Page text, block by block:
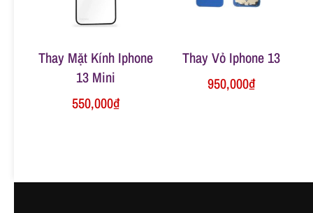
Thay Mặt Kính Iphone
13 Mini
550,000₫
Thay Vỏ Iphone 13
950,000₫